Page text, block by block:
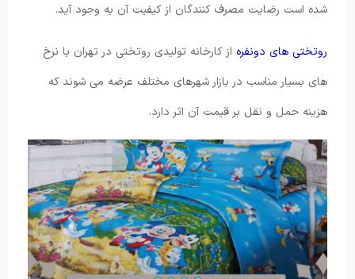
شده است رضایت مصرف کنندگان از کیفیت آن به وجود آید.
روتختی های دونفره از کارخانه تولیدی روتختی در تهران با نرخ
های بسیار مناسب در بازار شهرهای مختلف عرضه می شوند که
هزینه حمل و نقل بر قیمت آن اثر دارد.